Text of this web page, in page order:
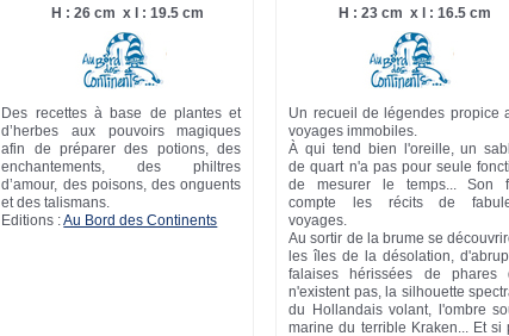
H : 26 cm x l : 19.5 cm
Des recettes à base de plantes et
d’herbes aux pouvoirs magiques
afin de préparer des potions, des
enchantements, des philtres
d’amour, des poisons, des onguents
et des talismans.
Editions :Au Bord des Continents
H : 23 cm x l : 16.5 cm
Un recueil de légendes propice
voyages immobiles.
À qui tend bien l'oreille, un
de quart n'a pas pour seule
de mesurer le temps... Son
compte les récits de
voyages.
Au sortir de la brume se
les îles de la désolation,
falaises hérissées de phares
n'existent pas, la silhouette
du Hollandais volant, l'ombre
marine du terrible Kraken... Et si